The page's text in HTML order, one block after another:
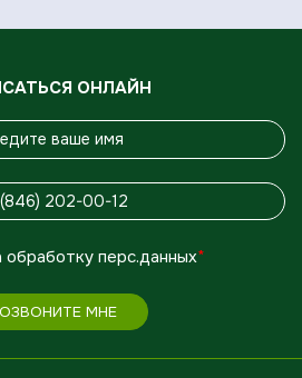
ОНЛАЙН
обработку перс.данных*
МНЕ